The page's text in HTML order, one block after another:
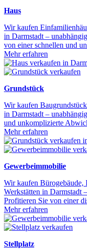
Haus
Wir kaufen
in Darmstadt –
von einer schnellen und
Mehr erfahren
Grundstück
Wir kaufen
in Darmstadt –
und unkomplizierte
Mehr erfahren
Gewerbeimmobilie
Wir kaufen Bürogebäude,
Werkstätten in Darmstadt
Profitieren Sie von einer
Mehr erfahren
Stellplatz